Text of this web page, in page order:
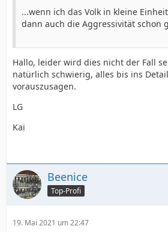
...wenn ich das Volk in kleine
dann auch die Aggressivität schon
Hallo, leider wird dies nicht der Fall
natürlich schwierig, alles bis ins
vorauszusagen.
LG
Kai
Beenice
Top-Profi
19. Mai 2021 um 22:47